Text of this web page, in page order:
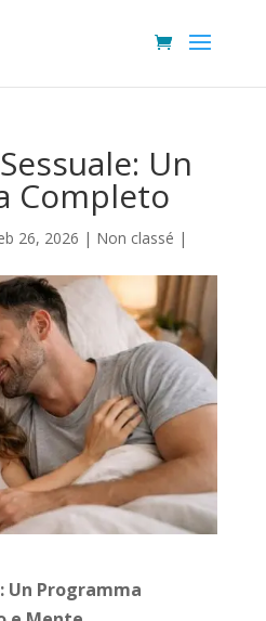
Un
Completo
26, 2026 | Non classé |
Un Programma